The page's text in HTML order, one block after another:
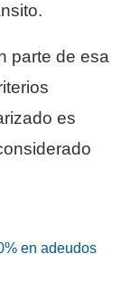
parte de esa
es
en adeudos